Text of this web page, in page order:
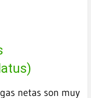
netas son muy